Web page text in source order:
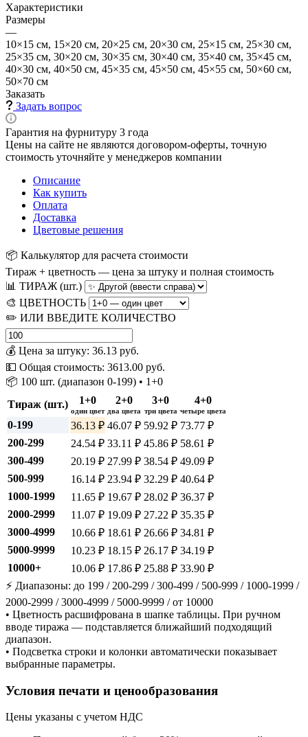
Характеристики
Размеры
—
10×15 см, 15×20 см, 20×25 см, 20×30 см, 25×15 см, 25×30 см,
25×35 см, 30×20 см, 30×35 см, 30×40 см, 35×40 см, 35×45 см,
40×30 см, 40×50 см, 45×35 см, 45×50 см, 45×55 см, 50×60 см,
50×70 см
Заказать
Задать вопрос
Гарантия на фурнитуру 3 года
Цены на сайте не являются договором-оферты, точную
стоимость уточняйте у менеджеров компании
Описание
Как купить
Оплата
Доставка
Цветовые решения
📦 Калькулятор для расчета стоимости
Тираж + цветность — цена за штуку и полная стоимость
📊 ТИРАЖ (шт.)
🎨 ЦВЕТНОСТЬ
✏️ ИЛИ ВВЕДИТЕ КОЛИЧЕСТВО
💰 Цена за штуку: 36.13 руб.
💵 Общая стоимость: 3613.00 руб.
📦 100 шт. (диапазон 0-199) • 1+0
Тираж (шт.)
1+0
один цвет
2+0
два цвета
3+0
три цвета
4+0
четыре цвета
0-199 36.13 ₽ 46.07 ₽ 59.92 ₽ 73.77 ₽
200-299
24.54 ₽ 33.11 ₽ 45.86 ₽ 58.61 ₽
300-499
20.19 ₽ 27.99 ₽ 38.54 ₽ 49.09 ₽
500-999
16.14 ₽ 23.94 ₽ 32.29 ₽ 40.64 ₽
1000-1999
11.65 ₽ 19.67 ₽ 28.02 ₽ 36.37 ₽
2000-2999
11.07 ₽ 19.09 ₽ 27.22 ₽ 35.35 ₽
3000-4999
10.66 ₽ 18.61 ₽ 26.66 ₽ 34.81 ₽
5000-9999
10.23 ₽ 18.15 ₽ 26.17 ₽ 34.19 ₽
10000+
10.06 ₽ 17.86 ₽ 25.88 ₽ 33.90 ₽
⚡ Диапазоны: до 199 / 200-299 / 300-499 / 500-999 / 1000-1999 /
2000-2999 / 3000-4999 / 5000-9999 / от 10000
• Цветность расшифрована в шапке таблицы. При ручном
вводе тиража — подставляется ближайший подходящий
диапазон.
• Подсветка строки и колонки автоматически показывает
выбранные параметры.
Условия печати и ценообразования
Цены указаны с учетом НДС